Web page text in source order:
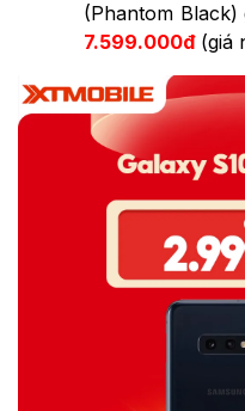
(Phantom Black)
7.599.000đ(giá